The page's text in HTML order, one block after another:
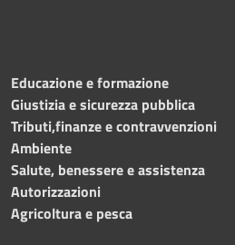
Educazione e formazione
Giustizia e sicurezza pubblica
Tributi,finanze e contravvenzioni
Ambiente
Salute, benessere e assistenza
Autorizzazioni
Agricoltura e pesca